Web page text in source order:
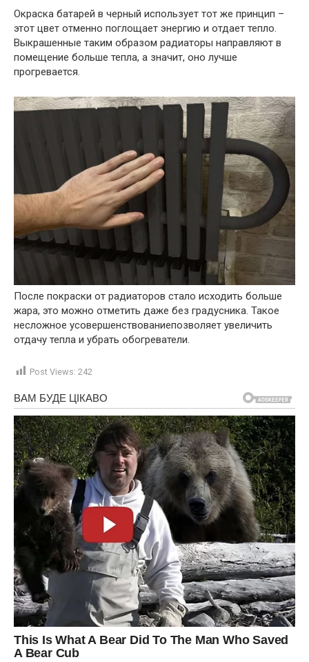
Окраска батарей в черный использует тот же принцип –
этот цвет отменно поглощает энергию и отдает тепло.
Выкрашенные таким образом радиаторы направляют в
помещение больше тепла, а значит, оно лучше
прогревается.
После покраски от радиаторов стало исходить больше
жара, это можно отметить даже без градусника. Такое
несложное усовершенствованиепозволяет увеличить
отдачу тепла и убрать обогреватели.
Post Views: 242